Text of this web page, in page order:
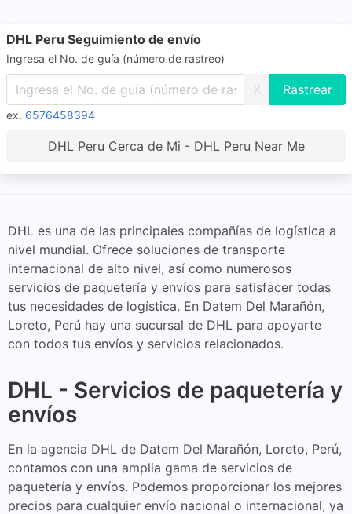
DHL Peru Seguimiento de envío
Ingresa el No. de guía (número de rastreo)
X
ex. 6576458394
DHL Peru Cerca de Mi - DHL Peru Near Me
DHL es una de las principales compañías de logística a
nivel mundial. Ofrece soluciones de transporte
internacional de alto nivel, así como numerosos
servicios de paquetería y envíos para satisfacer todas
tus necesidades de logística. En Datem Del Marañón,
Loreto, Perú hay una sucursal de DHL para apoyarte
con todos tus envíos y servicios relacionados.
DHL - Servicios de paquetería y
envíos
En la agencia DHL de Datem Del Marañón, Loreto, Perú,
contamos con una amplia gama de servicios de
paquetería y envíos. Podemos proporcionar los mejores
precios para cualquier envío nacional o internacional, ya